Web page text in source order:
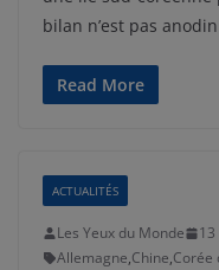
bilan n’est pas
Read More
ACTUALITÉS
Les Yeux du Monde
Allemagne,Chine,Corée